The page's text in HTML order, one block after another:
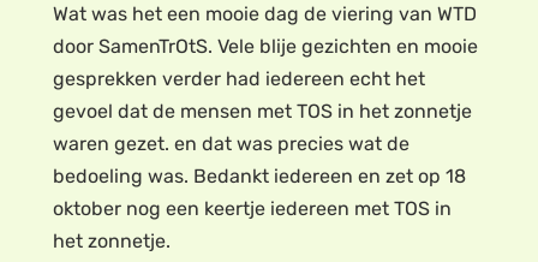
Wat was het een mooie dag de viering van WTD
door SamenTrOtS. Vele blije gezichten en mooie
gesprekken verder had iedereen echt het
gevoel dat de mensen met TOS in het zonnetje
waren gezet. en dat was precies wat de
bedoeling was. Bedankt iedereen en zet op 18
oktober nog een keertje iedereen met TOS in
het zonnetje.